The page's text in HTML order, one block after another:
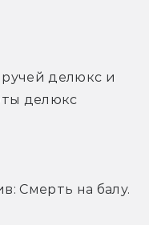
делюкс и
делюкс
Смерть на балу.